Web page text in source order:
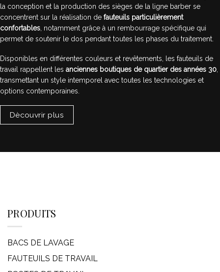
la conception et la production des sièges de la ligne barber se
concentrent sur la réalisation de fauteuils particulièrement
confortables , notamment grâce à un rembourrage spécifique qui
permet de soutenir le dos pendant toutes les phases du traitement.
Disponibles en différentes couleurs et revêtements, les fauteuils de
travail rappellent les anciennes boutiques de quartier des années 30
transmettant un style intemporel avec toutes les technologies et
options contemporaines.
Dècouvrir plus
PRODUITS
BACS DE LAVAGE
FAUTEUILS DE TRAVAIL